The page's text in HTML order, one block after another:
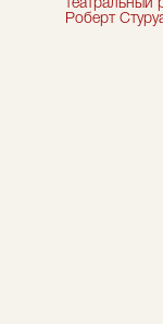
театральный
Роберт